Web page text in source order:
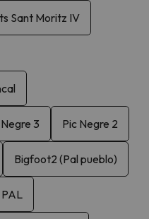
Sant Moritz IV
3 Pic Negre 2
Bigfoot2 (Pal pueblo)